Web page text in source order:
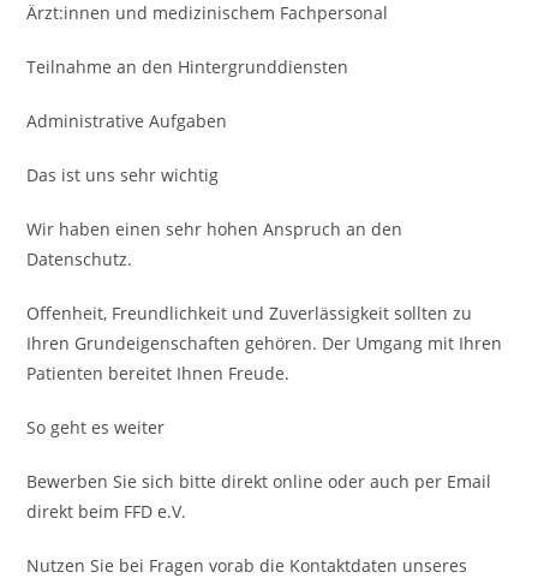
Ärzt:innen und medizinischem Fach­personal
Teilnahme an den Hinter­grund­diensten
Administrative Aufgaben
Das ist uns sehr wichtig
Wir haben einen sehr hohen Anspruch an den
Datenschutz.
Offenheit, Freundlichkeit und Zuverlässigkeit sollten zu
Ihren Grundeigenschaften gehören. Der Umgang mit Ihren
Patienten bereitet Ihnen Freude.
So geht es weiter
Bewerben Sie sich bitte direkt online oder auch per Email
direkt beim FFD e.V.
Nutzen Sie bei Fragen vorab die Kontaktdaten unseres